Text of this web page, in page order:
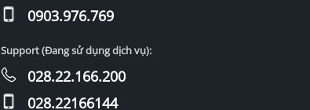
0903.976.769
Support (Đang sử dụng dịch vụ):
028.22.166.200
028.22166144